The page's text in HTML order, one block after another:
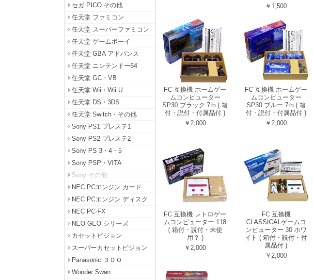
セガ PICO その他
任天堂 ファミコン
任天堂 スーパーファミコン
任天堂 ゲームボーイ
任天堂 GBA アドバンス
任天堂 ニンテンドー64
任天堂 GC・VB
任天堂 Wii・Wii U
任天堂 DS・3DS
任天堂 Switch・その他
Sony PS1 プレステ1
Sony PS2 プレステ2
Sony PS 3・4・5
Sony PSP・VITA
Sony その他
NEC PCエンジン カード
NEC PCエンジン ディスク
NEC PC-FX
NEO GEO シリーズ
カセットビジョン
スーパーカセットビジョン
Panasonic ３ＤＯ
Wonder Swan
￥1,500
FC 互換機 ホームゲー
ムコンピューター
SP30 ブラック 7th ( 箱
付・説付・付属品付 )
￥2,000
FC 互換機 ホームゲー
ムコンピューター
SP30 ブルー 7th ( 箱
付・説付・付属品付 )
￥2,000
FC 互換機 レトロゲー
ムコンピューター 118
( 箱付・説付・未使
用？ )
￥2,000
FC 互換機
CLASSICALゲームコ
ンピューター 30 ホワ
イト ( 箱付・説付・付
属品付 )
￥2,000